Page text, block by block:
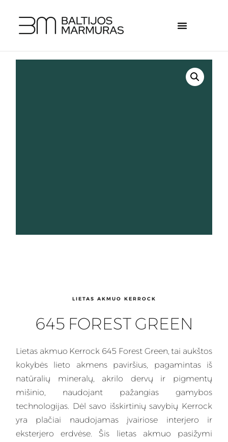
LIETAS AKMUO KERROCK
645 FOREST GREEN
Lietas akmuo Kerrock 645 Forest Green, tai aukštos
kokybės lieto akmens paviršius, pagamintas iš
natūralių mineralų, akrilo dervų ir pigmentų
mišinio, naudojant pažangias gamybos
technologijas. Dėl savo išskirtinių savybių Kerrock
yra plačiai naudojamas įvairiose interjero ir
eksterjero erdvėse. Šis lietas akmuo pasižymi